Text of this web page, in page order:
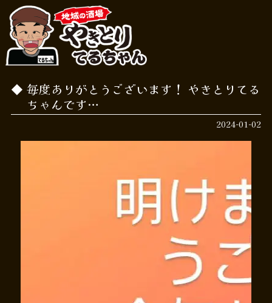
毎度ありがとうございます！ やきとりてる
ちゃんです…
2024-01-02